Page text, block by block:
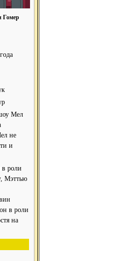
Гомер
Мел
не
и
роли
Мэттью
в роли
на